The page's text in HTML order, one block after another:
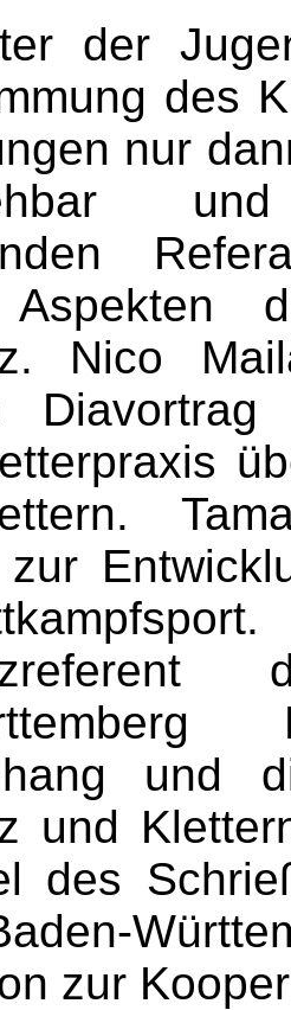
der
des
nur
Aspekten
Nico
zur
und
und
des
zur